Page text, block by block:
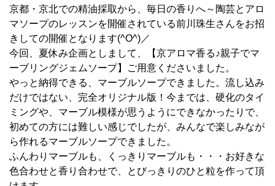
京都・京北での精油採取から、毎日の香りへ～陶芸とアロ
マソープのレッスンを開催されている前川珠生さんをお招
きしての開催となります(^O^)／
今回、夏休み企画としまして、【京アロマ香る♪親子でマ
ーブリングジェムソープ】ご用意くださいました。
やっと納得できる、マーブルソープできました。流し込み
だけではない、完全オリジナル版！今までは、硬化のタイ
ミングや、マーブル模様が思うようにできなかったりで、
初めての方には難しい感じでしたが、みんなで楽しみなが
ら作れるマーブルソープできました。
ふんわりマーブルも、くっきりマーブルも・・・お好きな
色合わせと香り合わせで、とびっきりのひと粒を作って頂